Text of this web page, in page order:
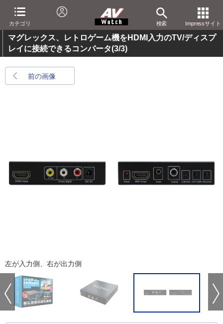
カテゴリ 検索 Impressサイト
マグレックス、レトロゲーム機をHDMI入力のTV/ディスプ
レイに接続できるコンバータ(3/3)
前の画像
左が入力側、右が出力側